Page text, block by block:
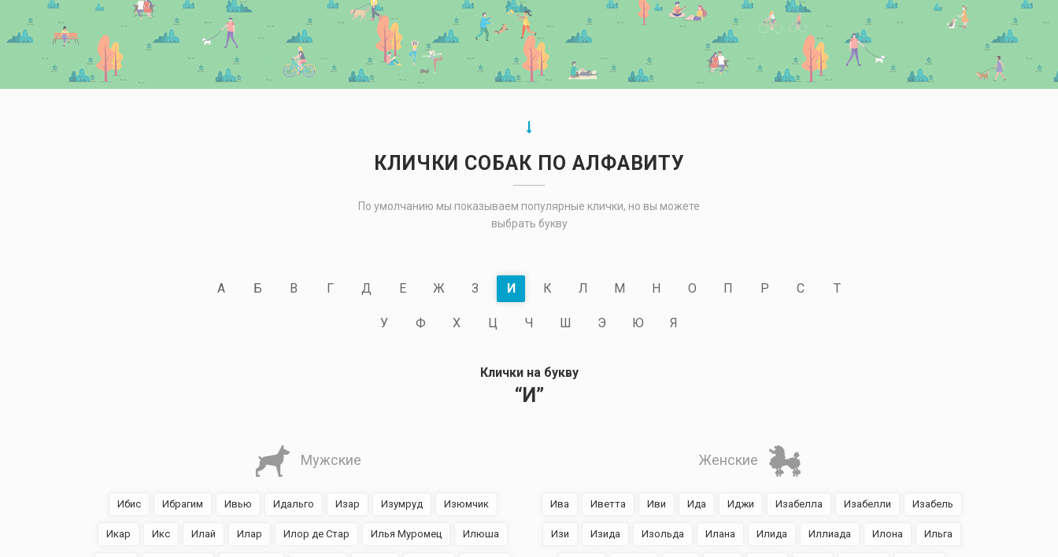
КЛИЧКИ СОБАК ПО АЛФАВИТУ
По умолчанию мы показываем популярные клички, но вы можете
выбрать букву
А Б В Г Д Е Ж З И К Л М Н О П Р С Т
У Ф Х Ц Ч Ш Э Ю Я
Клички на букву
“И”
Мужские
Ибис Ибрагим Ивью Идальго Изар Изумруд Изюмчик
Икар Икс Илай Илар Илор де Стар Илья Муромец Илюша
Женские
Ива Иветта Иви Ида Иджи Изабелла Изабелли Изабель
Изи Изида Изольда Илана Илида Иллиада Илона Ильга